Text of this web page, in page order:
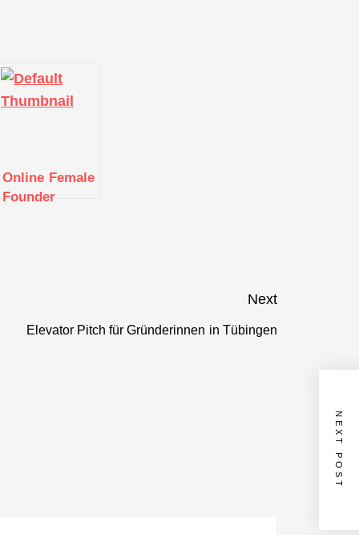
Online Female
Founder
Next
Elevator Pitch für Gründerinnen in Tübingen
NEXT POST